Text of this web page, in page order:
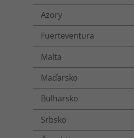
Azory
Fuerteventura
Malta
Maďarsko
Bulharsko
Srbsko